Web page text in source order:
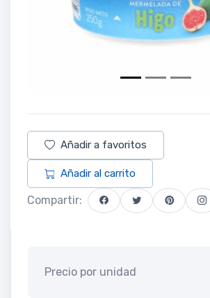
Añadir a favoritos
Añadir al carrito
Compartir:
Precio por unidad